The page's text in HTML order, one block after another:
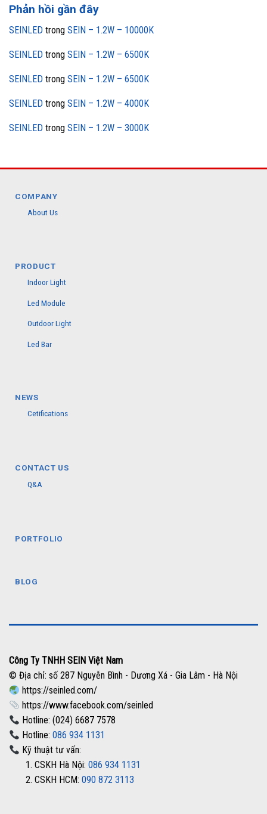
Phản hồi gần đây
SEINLED trong SEIN – 1.2W – 10000K
SEINLED trong SEIN – 1.2W – 6500K
SEINLED trong SEIN – 1.2W – 6500K
SEINLED trong SEIN – 1.2W – 4000K
SEINLED trong SEIN – 1.2W – 3000K
COMPANY
About Us
PRODUCT
Indoor Light
Led Module
Outdoor Light
Led Bar
NEWS
Cetifications
CONTACT US
Q&A
PORTFOLIO
BLOG
Công Ty TNHH SEIN Việt Nam
© Địa chỉ: số 287 Nguyễn Bình - Dương Xá - Gia Lâm - Hà Nội
https://seinled.com/
https://www.facebook.com/seinled
Hotline: (024) 6687 7578
Hotline:086 934 1131
Kỹ thuật tư vấn:
1. CSKH Hà Nội: 086 934 1131
2. CSKH HCM: 090 872 3113